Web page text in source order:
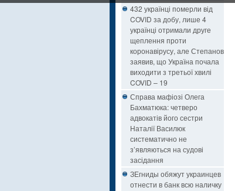
432 українці померли від
COVID за добу, лише 4
українці отримали друге
щеплення проти
коронавірусу, але Степанов
заявив, що Україна почала
виходити з третьої хвилі
COVID – 19
Справа мафіозі Олега
Бахматюка: четверо
адвокатів його сестри
Наталії Василюк
систематично не
з’являються на судові
засідання
ЗЕгниды обяжут украинцев
отнести в банк всю наличку